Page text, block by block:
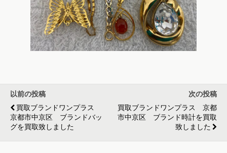
以前の投稿
買取ブランドワンプラス
京都市中京区 ブランドバッ
グを買取致しました
次の投稿
買取ブランドワンプラス 京都
市中京区 ブランド時計を買取
致しました